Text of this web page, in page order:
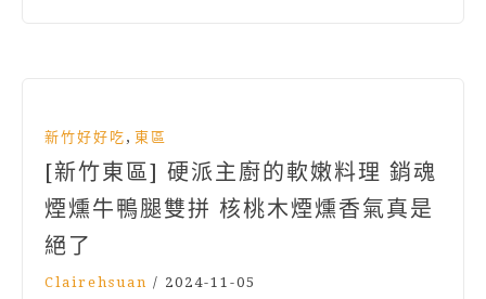
新竹好好吃 , 東區
[新竹東區] 硬派主廚的軟嫩料理 銷魂
煙燻牛鴨腿雙拼 核桃木煙燻香氣真是
絕了
Clairehsuan / 2024-11-05